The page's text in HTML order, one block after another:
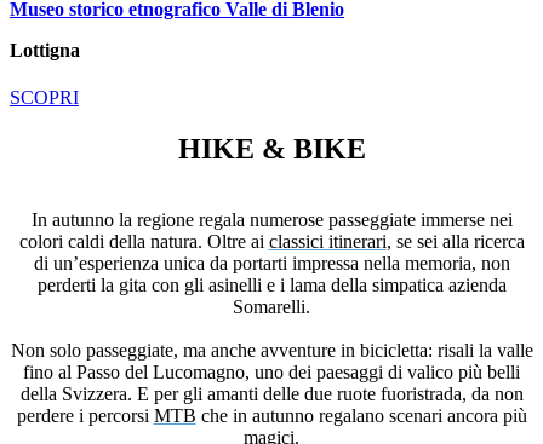
Museo storico etnografico Valle di Blenio
Lottigna
SCOPRI
HIKE & BIKE
In autunno la regione regala numerose passeggiate immerse nei
colori caldi della natura. Oltre ai classici itinerari, se sei alla ricerca
di un’esperienza unica da portarti impressa nella memoria, non
perderti la gita con gli asinelli e i lama della simpatica azienda
Somarelli.
Non solo passeggiate, ma anche avventure in bicicletta: risali la valle
fino al Passo del Lucomagno, uno dei paesaggi di valico più belli
della Svizzera. E per gli amanti delle due ruote fuoristrada, da non
perdere i percorsi MTB che in autunno regalano scenari ancora più
magici.